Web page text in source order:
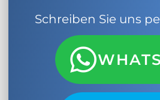
Schreiben Sie uns